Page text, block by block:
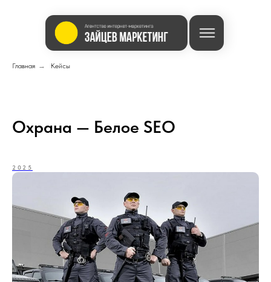
Главная → Кейсы
Охрана — Белое SEO
2025